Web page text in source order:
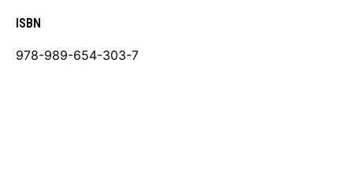
ISBN
978-989-654-303-7